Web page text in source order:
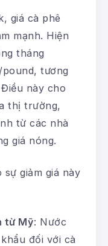
giá cà phê
mạnh. Hiện
tháng
pound, tương
này cho
thị trường,
từ các nhà
giá nóng.
giảm giá này
từ Mỹ: Nước
đối với cà